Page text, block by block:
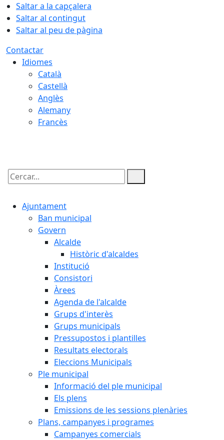
Saltar a la capçalera
Saltar al contingut
Saltar al peu de pàgina
Contactar
Idiomes
Català
Castellà
Anglès
Alemany
Francès
Cercar:
Ajuntament
Ban municipal
Govern
Alcalde
Històric d'alcaldes
Institució
Consistori
Àrees
Agenda de l'alcalde
Grups d'interès
Grups municipals
Pressupostos i plantilles
Resultats electorals
Eleccions Municipals
Ple municipal
Informació del ple municipal
Els plens
Emissions de les sessions plenàries
Plans, campanyes i programes
Campanyes comercials